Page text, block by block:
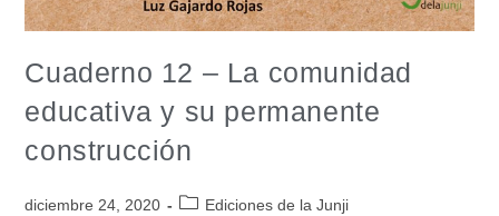
Cuaderno 12 – La comunidad
educativa y su permanente
construcción
diciembre 24, 2020 Ediciones de la Junji